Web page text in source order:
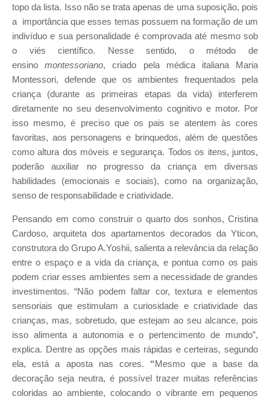
topo da lista. Isso não se trata apenas de uma suposição, pois
a importância que esses temas possuem na formação de um
indivíduo e sua personalidade é comprovada até mesmo sob
o viés científico. Nesse sentido, o método de
ensinomontessoriano, criado pela médica italiana Maria
Montessori, defende que os ambientes frequentados pela
criança (durante as primeiras etapas da vida) interferem
diretamente no seu desenvolvimento cognitivo e motor. Por
isso mesmo, é preciso que os pais se atentem às cores
favoritas, aos personagens e brinquedos, além de questões
como altura dos móveis e segurança. Todos os itens, juntos,
poderão auxiliar no progresso da criança em diversas
habilidades (emocionais e sociais), como na organização,
senso de responsabilidade e criatividade.
Pensando em como construir o quarto dos sonhos, Cristina
Cardoso, arquiteta dos apartamentos decorados da Yticon,
construtora do Grupo A.Yoshii, salienta a relevância da relação
entre o espaço e a vida da criança, e pontua como os pais
podem criar esses ambientes sem a necessidade de grandes
investimentos. “Não podem faltar cor, textura e elementos
sensoriais que estimulam a curiosidade e criatividade das
crianças, mas, sobretudo, que estejam ao seu alcance, pois
isso alimenta a autonomia e o pertencimento de mundo”,
explica. Dentre as opções mais rápidas e certeiras, segundo
ela, está a aposta nas cores. “Mesmo que a base da
decoração seja neutra, é possível trazer muitas referências
coloridas ao ambiente, colocando o vibrante em pequenos